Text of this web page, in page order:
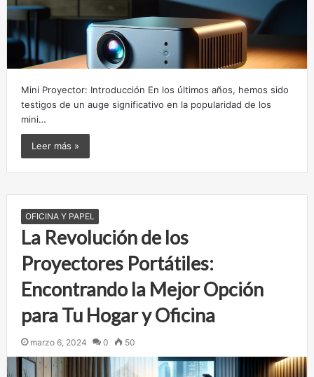
Mini Proyector: Introducción En los últimos años, hemos sido
testigos de un auge significativo en la popularidad de los
mini…
Leer más »
OFICINA Y PAPEL
La Revolución de los
Proyectores Portátiles:
Encontrando la Mejor Opción
para Tu Hogar y Oficina
marzo 6, 2024 0 50